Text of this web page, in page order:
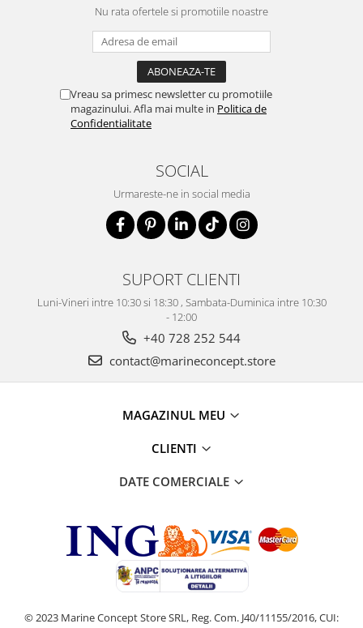
Nu rata ofertele si promotiile noastre
Vreau sa primesc newsletter cu promotiile
magazinului. Afla mai multe in Politica de
Confidentialitate
SOCIAL
Urmareste-ne in social media
SUPORT CLIENTI
Luni-Vineri intre 10:30 si 18:30 , Sambata-Duminica intre 10:30
- 12:00
+40 728 252 544
contact@marineconcept.store
MAGAZINUL MEU
CLIENTI
DATE COMERCIALE
© 2023 Marine Concept Store SRL, Reg. Com. J40/11155/2016, CUI: